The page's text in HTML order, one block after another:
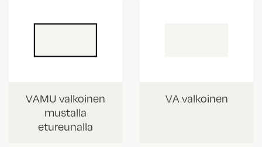
VAMU valkoinen
mustalla
etureunalla
VA valkoinen